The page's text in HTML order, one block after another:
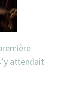
attendait